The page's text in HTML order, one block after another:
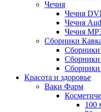
Чечня
Чечня
Чечня
Чечня
Сборники
Сборники
Сборники
Сборники
Красота и здоровье
Ваки Фарм
100